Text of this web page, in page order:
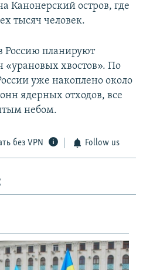
Канонерский остров, где
тысяч человек.
Россию планируют
«урановых хвостов». По
уже накоплено около
ядерных отходов, все
небом.
без VPN Follow us